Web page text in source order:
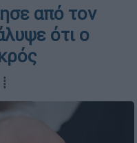
από τον
ότι ο